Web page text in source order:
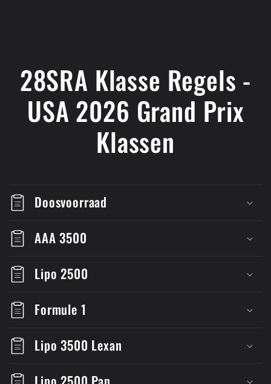
28SRA Klasse Regels -
USA 2026 Grand Prix
Klassen
Doosvoorraad
AAA 3500
Lipo 2500
Formule 1
Lipo 3500 Lexan